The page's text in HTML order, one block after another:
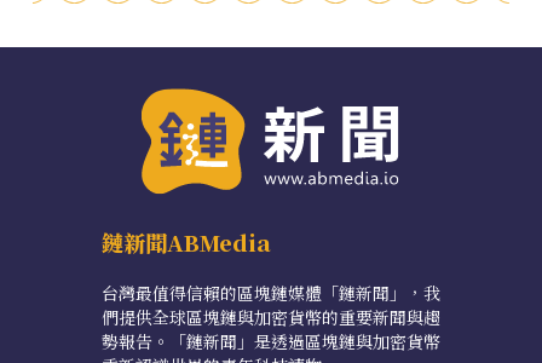
鏈新聞ABMedia
台灣最值得信賴的區塊鏈媒體「鏈新聞」，我
們提供全球區塊鏈與加密貨幣的重要新聞與趨
勢報告。「鏈新聞」是透過區塊鏈與加密貨幣